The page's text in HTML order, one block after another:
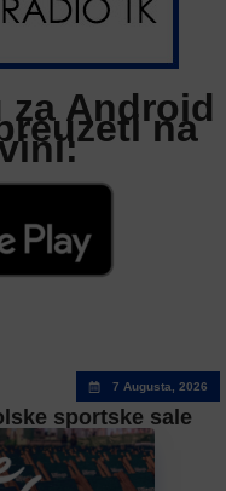
za Android
na
7 Augusta, 2026
sportske sale